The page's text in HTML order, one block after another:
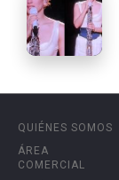
QUIÉNES SOMOS
ÁREA
COMERCIAL